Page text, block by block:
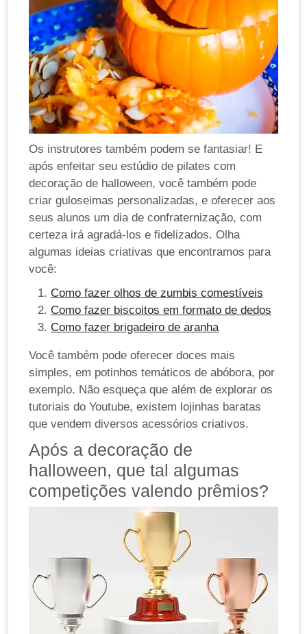
Os instrutores também podem se fantasiar! E
após enfeitar seu estúdio de pilates com
decoração de halloween, você também pode
criar guloseimas personalizadas, e oferecer aos
seus alunos um dia de confraternização, com
certeza irá agradá-los e fidelizados. Olha
algumas ideias criativas que encontramos para
você:
Como fazer olhos de zumbis comestíveis
Como fazer biscoitos em formato de dedos
Como fazer brigadeiro de aranha
Você também pode oferecer doces mais
simples, em potinhos temáticos de abóbora, por
exemplo. Não esqueça que além de explorar os
tutoriais do Youtube, existem lojinhas baratas
que vendem diversos acessórios criativos.
Após a decoração de
halloween, que tal algumas
competições valendo prêmios?